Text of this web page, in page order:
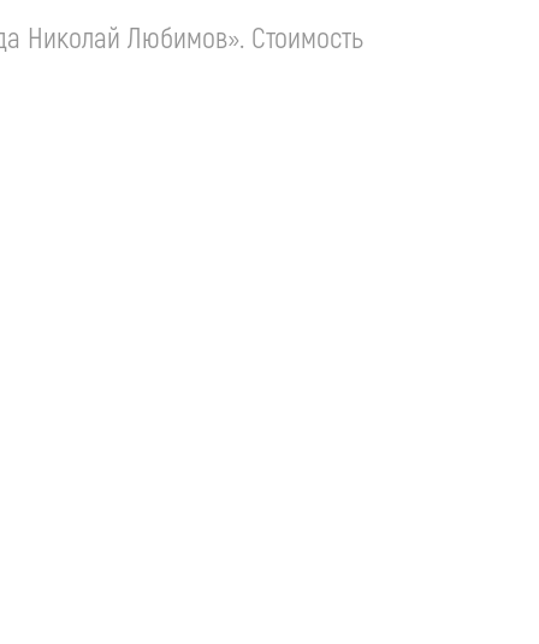
Николай Любимов». Стоимость